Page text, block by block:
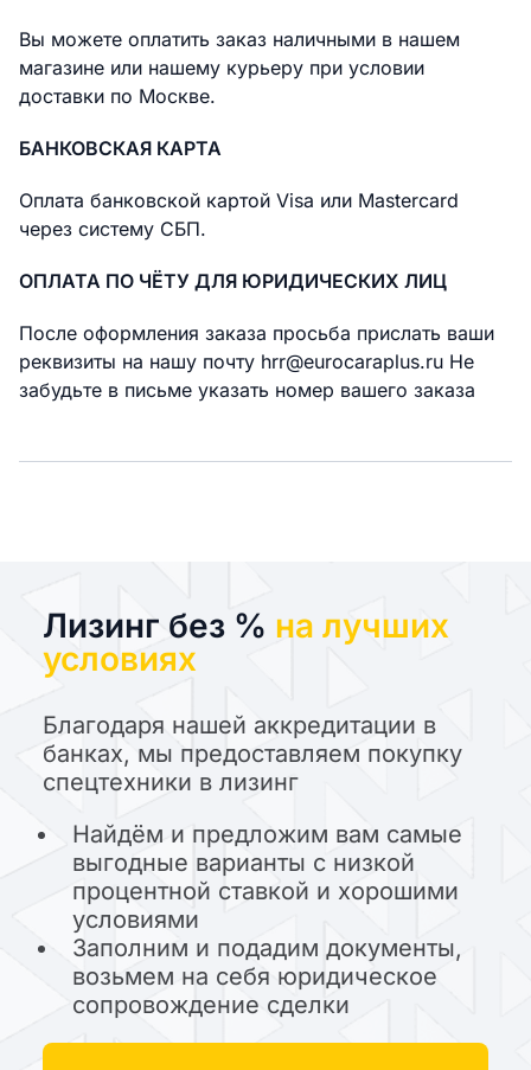
Вы можете оплатить заказ наличными в нашем
магазине или нашему курьеру при условии
доставки по Москве.
БАНКОВСКАЯ КАРТА
Оплата банковской картой Visa или Mastercard
через систему СБП.
ОПЛАТА ПО ЧЁТУ ДЛЯ ЮРИДИЧЕСКИХ ЛИЦ
После оформления заказа просьба прислать ваши
реквизиты на нашу почту hrr@eurocaraplus.ru Не
забудьте в письме указать номер вашего заказа
Лизинг без % на лучших
условиях
Благодаря нашей аккредитации в
банках, мы предоставляем покупку
спецтехники в лизинг
Найдём и предложим вам самые
выгодные варианты с низкой
процентной ставкой и хорошими
условиями
Заполним и подадим документы,
возьмем на себя юридическое
сопровождение сделки